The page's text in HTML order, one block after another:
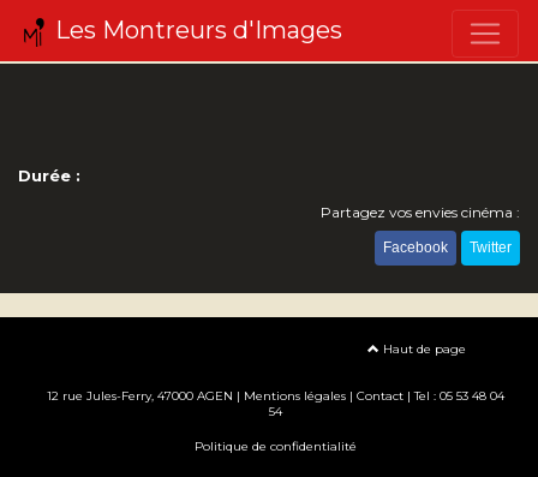
Les Montreurs d'Images
Durée :
Partagez vos envies cinéma :
Facebook Twitter
Haut de page
12 rue Jules-Ferry, 47000 AGEN | Mentions légales| Contact| Tel : 05 53 48 04
54
Politique de confidentialité